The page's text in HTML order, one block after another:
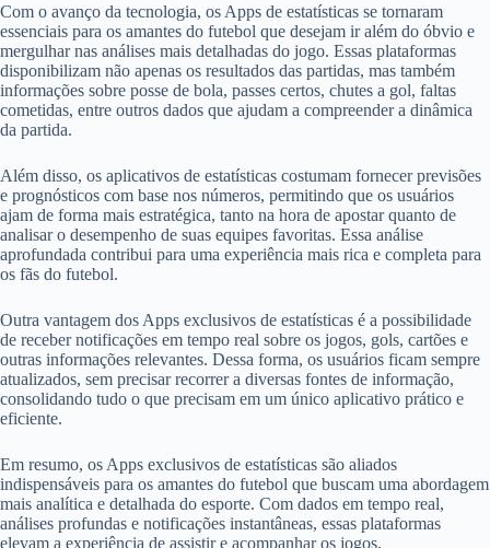
Com o avanço da tecnologia, os Apps de estatísticas se tornaram
essenciais para os amantes do futebol que desejam ir além do óbvio e
mergulhar nas análises mais detalhadas do jogo. Essas plataformas
disponibilizam não apenas os resultados das partidas, mas também
informações sobre posse de bola, passes certos, chutes a gol, faltas
cometidas, entre outros dados que ajudam a compreender a dinâmica
da partida.
Além disso, os aplicativos de estatísticas costumam fornecer previsões
e prognósticos com base nos números, permitindo que os usuários
ajam de forma mais estratégica, tanto na hora de apostar quanto de
analisar o desempenho de suas equipes favoritas. Essa análise
aprofundada contribui para uma experiência mais rica e completa para
os fãs do futebol.
Outra vantagem dos Apps exclusivos de estatísticas é a possibilidade
de receber notificações em tempo real sobre os jogos, gols, cartões e
outras informações relevantes. Dessa forma, os usuários ficam sempre
atualizados, sem precisar recorrer a diversas fontes de informação,
consolidando tudo o que precisam em um único aplicativo prático e
eficiente.
Em resumo, os Apps exclusivos de estatísticas são aliados
indispensáveis para os amantes do futebol que buscam uma abordagem
mais analítica e detalhada do esporte. Com dados em tempo real,
análises profundas e notificações instantâneas, essas plataformas
elevam a experiência de assistir e acompanhar os jogos,